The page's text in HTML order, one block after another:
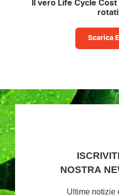
Il vero Life Cycle
Scarica